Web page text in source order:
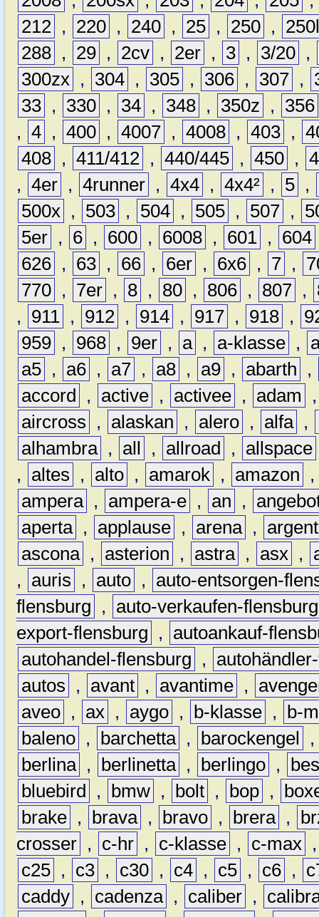
212 , 220 , 240 , 25 , 250 ,
288 , 29 , 2cv , 2er , 3 , 3/20 ,
300zx , 304 , 305 , 306 , 307 ,
33 , 330 , 34 , 348 , 350z ,
356
, 4 , 400 , 4007 , 4008 , 403 ,
408 , 411/412 , 440/445 , 450 ,
, 4er , 4runner , 4x4 , 4x4² , 5 ,
500x , 503 , 504 , 505 , 507 ,
5er , 6 , 600 , 6008 , 601 , 604
626 , 63 , 66 , 6er , 6x6 , 7 ,
770 , 7er , 8 , 80 , 806 , 807 ,
,
911 , 912 , 914 , 917 , 918 ,
959 , 968 , 9er , a , a-klasse ,
a5 , a6 , a7 , a8 , a9 , abarth
,
accord
, active , activee , adam
aircross
, alaskan , alero , alfa ,
alhambra , all , allroad , allspace
,
altes , alto , amarok , amazon
ampera , ampera-e , an ,
aperta , applause , arena ,
ascona , asterion , astra , asx ,
,
auris , auto ,
auto-entsorgen-
flensburg
,
auto-verkaufen-flensburg
export-flensburg
,
autoankauf-
autohandel-flensburg
,
autos
, avant , avantime ,
aveo , ax , aygo , b-klasse ,
b-
baleno , barchetta , barockengel
berlina , berlinetta , berlingo ,
bluebird
, bmw , bolt , bop ,
brake , brava , bravo , brera ,
crosser , c-hr , c-klasse , c-max
c25 , c3 , c30 , c4 , c5 , c6 ,
caddy , cadenza , caliber ,